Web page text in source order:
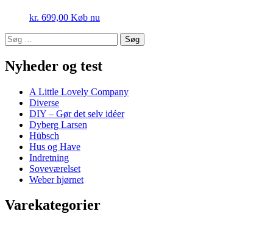
kr. 699,00 Køb nu
Søg
efter:
Nyheder og test
A Little Lovely Company
Diverse
DIY – Gør det selv idéer
Dyberg Larsen
Hübsch
Hus og Have
Indretning
Soveværelset
Weber hjørnet
Varekategorier